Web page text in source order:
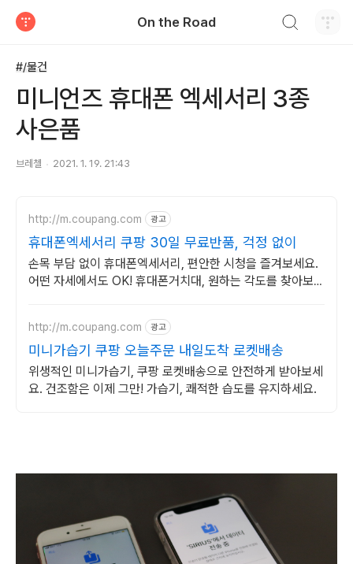
On the Road
#/물건
미니언즈 휴대폰 엑세서리 3종
사은품
브레첼 2021. 1. 19. 21:43
http://m.coupang.com 광고
휴대폰엑세서리 쿠팡 30일 무료반품, 걱정 없이
손목 부담 없이 휴대폰엑세서리, 편안한 시청을 즐겨보세요.
어떤 자세에서도 OK! 휴대폰거치대, 원하는 각도를 찾아보세
http://m.coupang.com 광고
미니가습기 쿠팡 오늘주문 내일도착 로켓배송
위생적인 미니가습기, 쿠팡 로켓배송으로 안전하게 받아보세
요. 건조함은 이제 그만! 가습기, 쾌적한 습도를 유지하세요.